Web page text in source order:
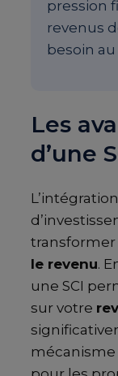
pression
revenus
besoin
Les
d’une
transformer
le revenu.
une SCI
sur votre